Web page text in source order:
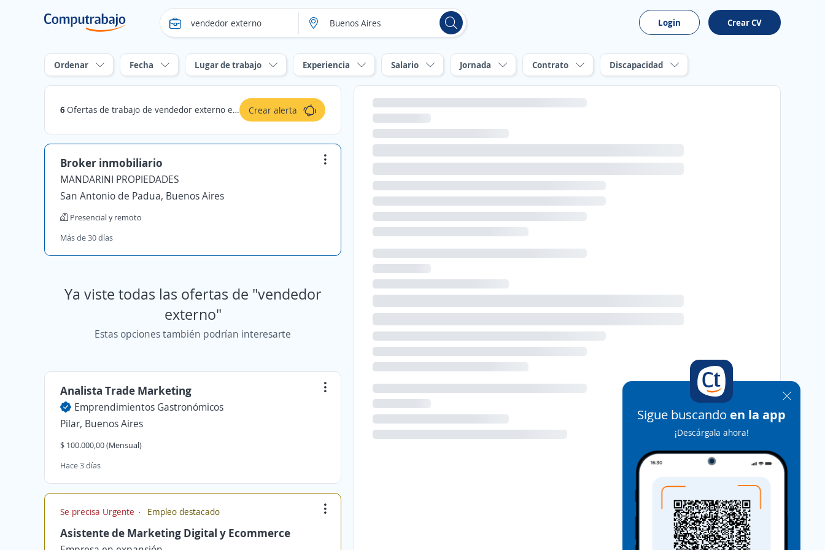
Login Crear CV
Ordenar Fecha Lugar de trabajo Experiencia Salario Jornada Contrato Discapacidad
6Ofertas de trabajo de vendedor externo en Buenos Aires Crear alerta
Broker inmobiliario
MANDARINI PROPIEDADES
San Antonio de Padua, Buenos Aires
Presencial y remoto
Más de 30 días
Ya viste todas las ofertas de "vendedor
externo"
Estas opciones también podrían interesarte
Analista Trade Marketing
Emprendimientos Gastronómicos
Pilar, Buenos Aires
$ 100.000,00 (Mensual)
Hace 3 días
Se precisa Urgente Empleo destacado
Asistente de Marketing Digital y Ecommerce
Sigue buscando en la app
¡Descárgala ahora!